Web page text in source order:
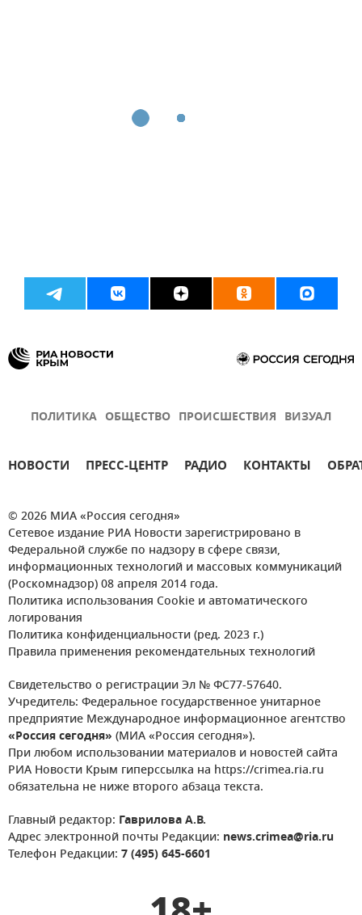
ПОЛИТИКА ОБЩЕСТВО ПРОИСШЕСТВИЯ ВИЗУАЛ
НОВОСТИ ПРЕСС-ЦЕНТР РАДИО КОНТАКТЫ
© 2026 МИА «Россия сегодня»
Сетевое издание РИА Новости зарегистрировано в
Федеральной службе по надзору в сфере связи,
информационных технологий и массовых коммуникаций
(Роскомнадзор) 08 апреля 2014 года.
Политика использования Cookie и автоматического
логирования
Политика конфиденциальности (ред. 2023 г.)
Правила применения рекомендательных технологий
Свидетельство о регистрации Эл № ФС77-57640.
Учредитель: Федеральное государственное унитарное
предприятие Международное информационное агентство
«Россия сегодня» (МИА «Россия сегодня»).
При любом использовании материалов и новостей сайта
РИА Новости Крым гиперссылка на https://crimea.ria.ru
обязательна не ниже второго абзаца текста.
Главный редактор: Гаврилова А.В.
Адрес электронной почты Редакции: news.crimea@ria.ru
Телефон Редакции: 7 (495) 645-6601